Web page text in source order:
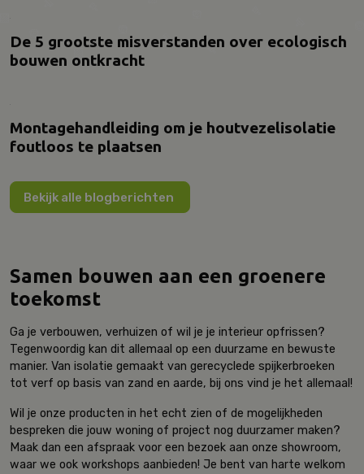
De 5 grootste misverstanden over ecologisch
bouwen ontkracht
Montagehandleiding om je houtvezelisolatie
foutloos te plaatsen
Bekijk alle blogberichten
Samen bouwen aan een groenere
toekomst
Ga je verbouwen, verhuizen of wil je je interieur opfrissen?
Tegenwoordig kan dit allemaal op een duurzame en bewuste
manier. Van isolatie gemaakt van gerecyclede spijkerbroeken
tot verf op basis van zand en aarde, bij ons vind je het allemaal!
Wil je onze producten in het echt zien of de mogelijkheden
bespreken die jouw woning of project nog duurzamer maken?
Maak dan een afspraak voor een bezoek aan onze showroom,
waar we ook workshops aanbieden! Je bent van harte welkom